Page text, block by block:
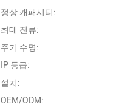
정상 캐패시티:
최대 전류:
주기 수명:
IP 등급:
설치:
OEM/ODM: